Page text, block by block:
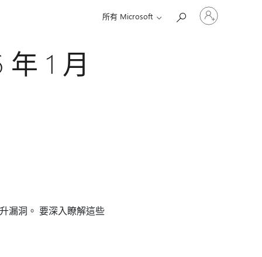
所有 Microsoft
登
入
1 月
漏洞。 要深入瞭解這些